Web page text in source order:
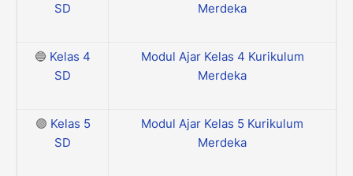
SD
Merdeka
🔵 Kelas 4
SD
Modul Ajar Kelas 4 Kurikulum
Merdeka
🟣 Kelas 5
SD
Modul Ajar Kelas 5 Kurikulum
Merdeka